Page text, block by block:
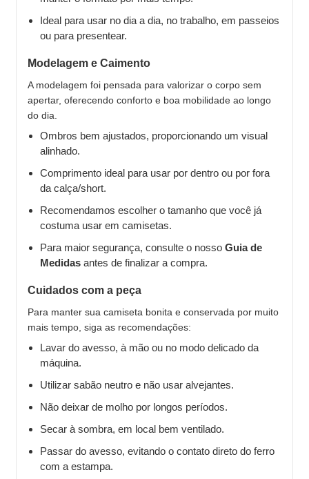
Ideal para usar no dia a dia, no trabalho, em passeios
ou para presentear.
Modelagem e Caimento
A modelagem foi pensada para valorizar o corpo sem
apertar, oferecendo conforto e boa mobilidade ao longo
do dia.
Ombros bem ajustados, proporcionando um visual
alinhado.
Comprimento ideal para usar por dentro ou por fora
da calça/short.
Recomendamos escolher o tamanho que você já
costuma usar em camisetas.
Para maior segurança, consulte o nosso Guia de
Medidas antes de finalizar a compra.
Cuidados com a peça
Para manter sua camiseta bonita e conservada por muito
mais tempo, siga as recomendações:
Lavar do avesso, à mão ou no modo delicado da
máquina.
Utilizar sabão neutro e não usar alvejantes.
Não deixar de molho por longos períodos.
Secar à sombra, em local bem ventilado.
Passar do avesso, evitando o contato direto do ferro
com a estampa.